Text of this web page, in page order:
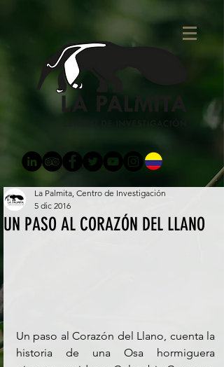
UN PASO AL CORAZÓN DEL LLANO
La Palmita, Centro de Investigación
5 dic 2016
Un paso al Corazón del Llano, cuenta la
historia de una Osa hormiguera